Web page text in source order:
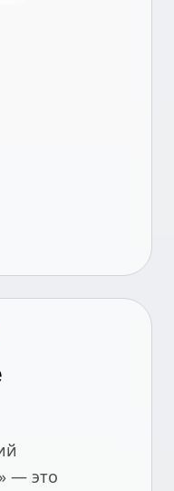
— это